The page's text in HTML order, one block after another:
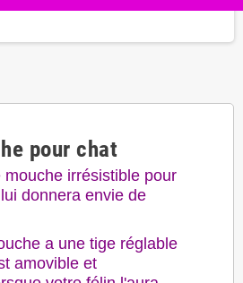
pour chat
mouche irrésistible pour
donnera envie de
a une tige réglable
amovible et